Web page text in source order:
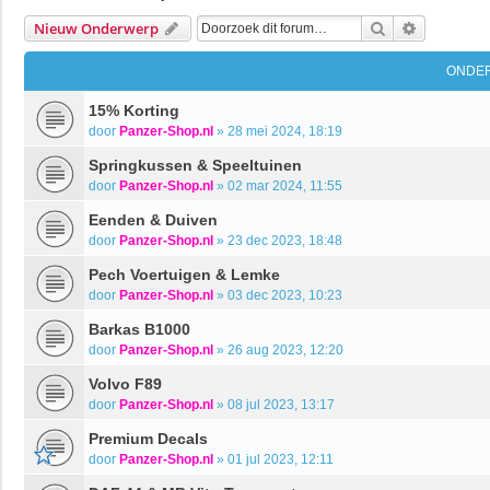
Nieuw Onderwerp Zoek
15% Korting
door Panzer-Shop.nl » 28 mei 2024, 18:19
Springkussen & Speeltuinen
door Panzer-Shop.nl » 02 mar 2024, 11:55
Eenden & Duiven
door Panzer-Shop.nl » 23 dec 2023, 18:48
Pech Voertuigen & Lemke
door Panzer-Shop.nl » 03 dec 2023, 10:23
Barkas B1000
door Panzer-Shop.nl » 26 aug 2023, 12:20
Volvo F89
door Panzer-Shop.nl » 08 jul 2023, 13:17
Premium Decals
door Panzer-Shop.nl » 01 jul 2023, 12:11